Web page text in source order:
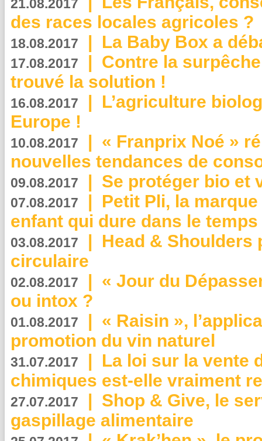
21.08.2017
des races locales agricoles ?
18.08.2017 | La Baby Box a
17.08.2017 | Contre la
trouvé la solution !
16.08.2017 | L’agriculture
Europe !
10.08.2017 | « Franprix Noé »
nouvelles tendances de
09.08.2017 | Se protéger bio et
07.08.2017 | Petit Pli, la
enfant qui dure dans le temps
03.08.2017 | Head & Shoulders
circulaire
02.08.2017 | « Jour du
ou intox ?
01.08.2017 | « Raisin »,
promotion du vin naturel
31.07.2017 | La loi sur la vente
chimiques est-elle vraiment
27.07.2017 | Shop & Give, le
gaspillage alimentaire